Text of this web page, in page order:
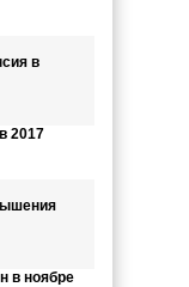
в
2017
в ноябре